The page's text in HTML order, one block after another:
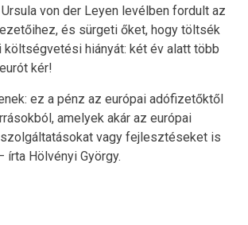
von der Leyen levélben fordult az
és sürgeti őket, hogy töltsék
költségvetési hiányát: két év alatt több
kér!
ez a pénz az európai adófizetőktől
amelyek akár az európai
vagy fejlesztéseket is
írta Hölvényi György.